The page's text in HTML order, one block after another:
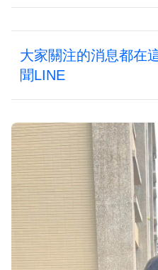
大家關注的消息都在
聞LINE